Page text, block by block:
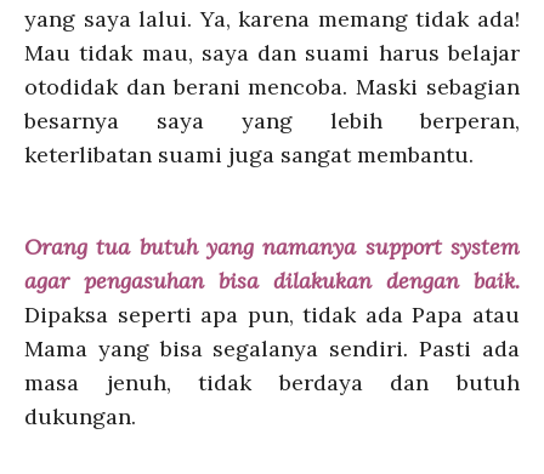
yang saya lalui. Ya, karena memang tidak ada!
Mau tidak mau, saya dan suami harus belajar
otodidak dan berani mencoba. Maski sebagian
besarnya saya yang lebih berperan,
keterlibatan suami juga sangat membantu.
Orang tua butuh yang namanya support system
agar pengasuhan bisa dilakukan dengan baik.
Dipaksa seperti apa pun, tidak ada Papa atau
Mama yang bisa segalanya sendiri.Pasti ada
masa jenuh, tidak berdaya dan butuh
dukungan.